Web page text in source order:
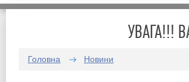
УВАГА!!!
Головна Новини